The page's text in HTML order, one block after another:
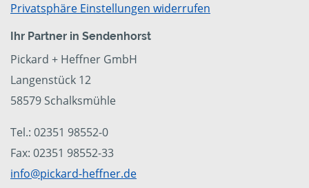
Privatsphäre Einstellungen widerrufen
Ihr Partner in Sendenhorst
Pickard + Heffner GmbH
Langenstück 12
58579 Schalksmühle
Tel.: 02351 98552-0
Fax: 02351 98552-33
info@pickard-heffner.de